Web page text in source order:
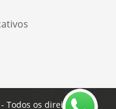
Todos os direitos